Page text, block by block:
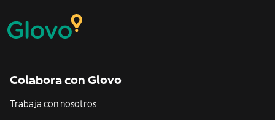
Colabora con Glovo
Trabaja con nosotros